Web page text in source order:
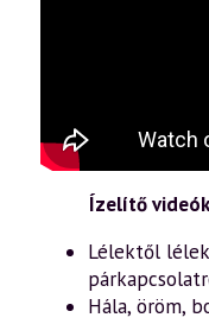
Ízelítő
Lélektől
Hála, öröm,